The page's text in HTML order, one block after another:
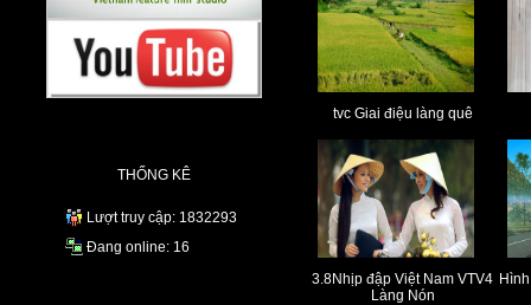
THỐNG KÊ
Lượt truy cập: 1832293
Đang online: 16
tvc Giai điệu làng quê
3.8Nhịp đập Việt Nam VTV4
Làng Nón